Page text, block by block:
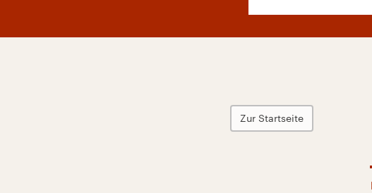
Zur Startseite